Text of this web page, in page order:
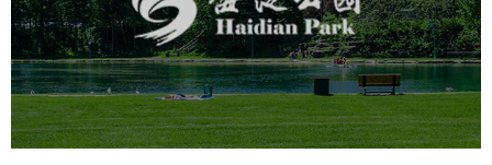
旅游休闲 公园 AI人工智能 智慧公园
智能步道
智能大数据平台
AR太极 智能语音亭